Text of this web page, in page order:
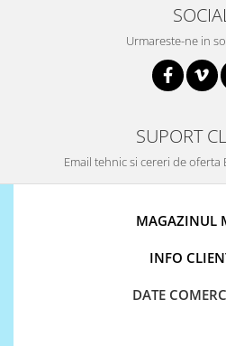
Urmareste-ne in
SUPORT
Email tehnic si cereri de
MAGAZINUL
INFO
DATE